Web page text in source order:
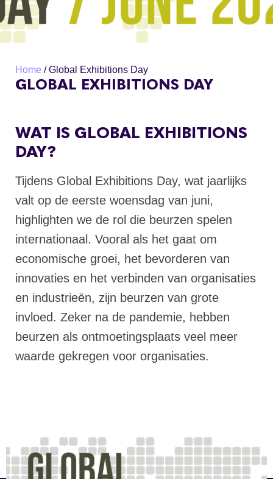
Home /Global Exhibitions Day
GLOBAL EXHIBITIONS DAY
WAT IS GLOBAL EXHIBITIONS
DAY?
Tijdens Global Exhibitions Day, wat jaarlijks
valt op de eerste woensdag van juni,
highlighten we de rol die beurzen spelen
internationaal. Vooral als het gaat om
economische groei, het bevorderen van
innovaties en het verbinden van organisaties
en industrieën, zijn beurzen van grote
invloed. Zeker na de pandemie, hebben
beurzen als ontmoetingsplaats veel meer
waarde gekregen voor organisaties.